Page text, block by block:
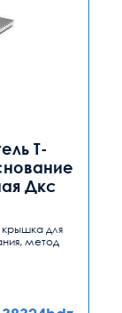
Т-
Дкс
крышка для
метод